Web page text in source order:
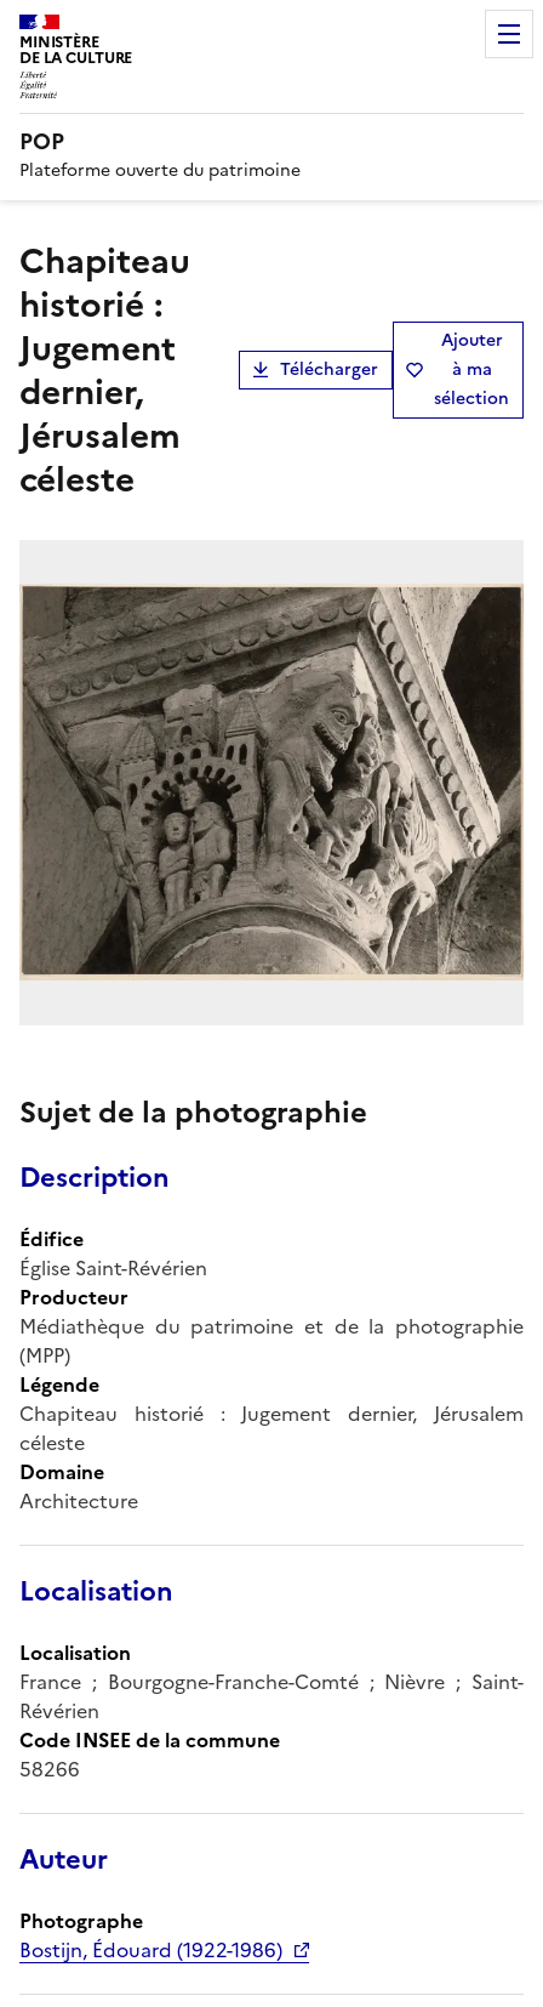
MINISTÈRE
DE LA CULTURE
POP
Plateforme ouverte du patrimoine
Chapiteau
historié :
Jugement
dernier,
Jérusalem
céleste
Télécharger
Ajouter
à ma
sélection
Sujet de la photographie
Description
Édifice
Église Saint-Révérien
Producteur
Médiathèque du patrimoine et de la photographie
(MPP)
Légende
Chapiteau historié : Jugement dernier, Jérusalem
céleste
Domaine
Architecture
Localisation
Localisation
France ; Bourgogne-Franche-Comté ; Nièvre ; Saint-
Révérien
Code INSEE de la commune
58266
Auteur
Photographe
Bostijn, Édouard (1922-1986)